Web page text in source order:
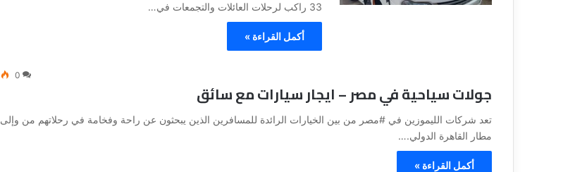
33 راكب لرحلات العائلات والتجمعات في…
أكمل القراءة »
0
جولات سياحية في مصر – ايجار سيارات مع سائق
تعد شركات الليموزين في #مصر من بين الخيارات الرائدة للمسافرين الذين يبحثون عن راحة وفخامة في رحلاتهم من وإلى
مطار القاهرة الدولي.…
أكمل القراءة »